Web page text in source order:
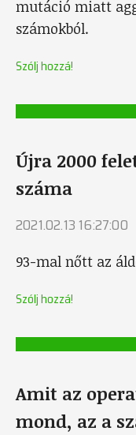
mutáció miatt
számokból.
Szólj hozzá!
Újra 2000
száma
2021.02.13 16:27:00
93-mal nőtt az
Szólj hozzá!
Amit az
mond, az a